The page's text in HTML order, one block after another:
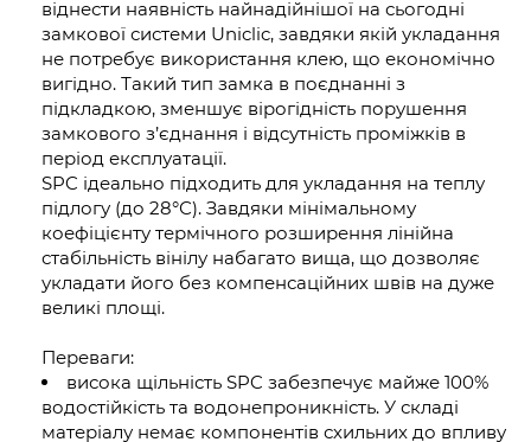
віднести наявність найнадійнішої на сьогодні
замкової системи Uniclic, завдяки якій укладання
не потребує використання клею, що економічно
вигідно. Такий тип замка в поєднанні з
підкладкою, зменшує вірогідність порушення
замкового з’єднання і відсутність проміжків в
період експлуатації.
SPC ідеально підходить для укладання на теплу
підлогу (до 28°С). Завдяки мінімальному
коефіцієнту термічного розширення лінійна
стабільність вінілу набагато вища, що дозволяє
укладати його без компенсаційних швів на дуже
великі площі.
Переваги:
висока щільність SPC забезпечує майже 100%
водостійкість та водонепроникність. У складі
матеріалу немає компонентів схильних до впливу